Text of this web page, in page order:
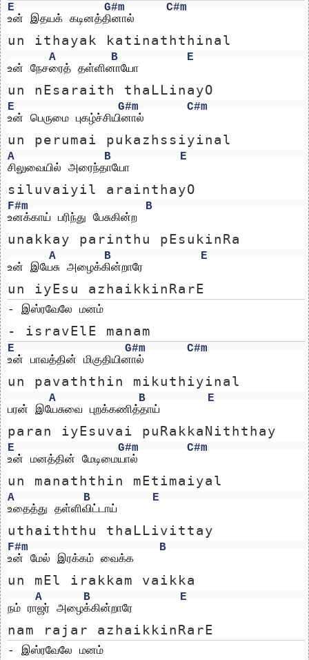
E G#m
C#m
உன் இதயக் கடினத்தினால்
un ithayak katinaththinal
A B
E
உன் நேசரைத் தள்ளினாயோ
un nEsaraith thaLLinayO
E G#m
C#m
உன் பெருமை புகழ்ச்சியினால்
un perumai pukazhssiyinal
A B
E
சிலுவையில் அரைந்தாயோ
siluvaiyil arainthayO
F#m
B
உனக்காய் பரிந்து பேசுகின்ற
unakkay parinthu pEsukinRa
A B
E
உன் இயேசு அழைக்கின்றாரே
un iyEsu azhaikkinRarE
- இஸ்ரவேலே மனம்
- isravElE manam
E G#m
C#m
உன் பாவத்தின் மிகுதியினால்
un pavaththin mikuthiyinal
A B
E
பரன் இயேசுவை புறக்கணித்தாய்
paran iyEsuvai puRakkaNiththay
E G#m
C#m
உன் மனத்தின் மேடிமையால்
un manaththin mEtimaiyal
A B
E
உதைத்து தள்ளிவிட்டாய்
uthaiththu thaLLivittay
F#m
B
உன் மேல் இரக்கம் வைக்க
un mEl irakkam vaikka
A B
E
நம் ராஜர் அழைக்கின்றாரே
nam rajar azhaikkinRarE
- இஸ்ரவேலே மனம்